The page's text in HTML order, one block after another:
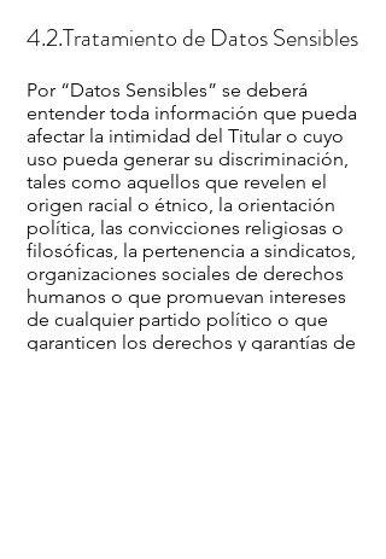
4.2.Tratamiento de Datos Sensibles
Por “Datos Sensibles” se deberá
entender toda información que pueda
afectar la intimidad del Titular o cuyo
uso pueda generar su discriminación,
tales como aquellos que revelen el
origen racial o étnico, la orientación
política, las convicciones religiosas o
filosóficas, la pertenencia a sindicatos,
organizaciones sociales de derechos
humanos o que promuevan intereses
de cualquier partido político o que
garanticen los derechos y garantías de